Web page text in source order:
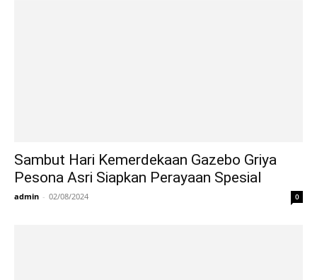
Sambut Hari Kemerdekaan Gazebo Griya
Pesona Asri Siapkan Perayaan Spesial
admin - 02/08/2024 0